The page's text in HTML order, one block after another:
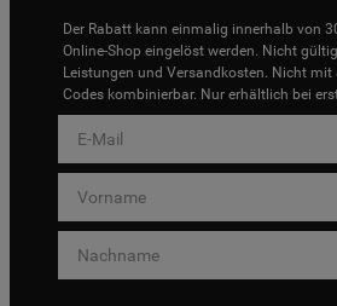
Der Rabatt kann einmalig innerhalb von
Online-Shop eingelöst werden. Nicht
Leistungen und Versandkosten. Nicht mit
Codes kombinierbar. Nur erhältlich bei